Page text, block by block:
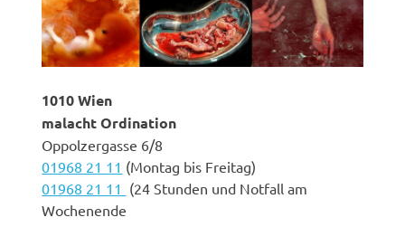
1010 Wien
malacht Ordination
Oppolzergasse 6/8
01968 21 11 (Montag bis Freitag)
01968 21 11 (24 Stunden und Notfall am
Wochenende